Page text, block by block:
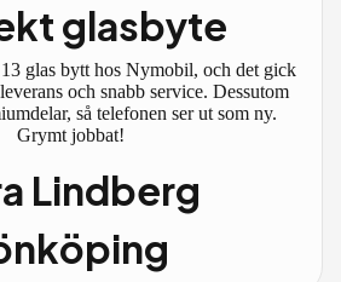
glasbyte
glas bytt hos Nymobil, och det gick
och snabb service. Dessutom
så telefonen ser ut som ny.
Grymt jobbat!
Lindberg